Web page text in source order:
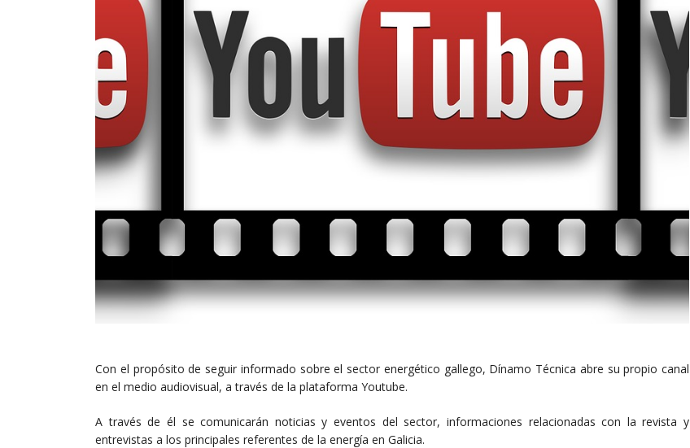
Con el propósito de seguir informado sobre el sector energético gallego, Dínamo Técnica abre su propio canal
en el medio audiovisual, a través de la plataforma Youtube.
A través de él se comunicarán noticias y eventos del sector, informaciones relacionadas con la revista y
entrevistas a los principales referentes de la energía en Galicia.